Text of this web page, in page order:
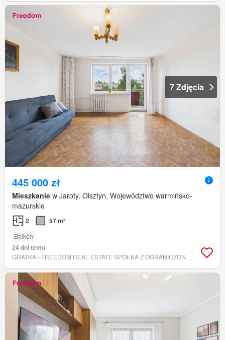
7 Zdjęcia
445 000 zł
Mieszkanie w Jaroty, Olsztyn, Województwo warmińsko-
mazurskie
2 57 m²
Balkon
24 dni temu